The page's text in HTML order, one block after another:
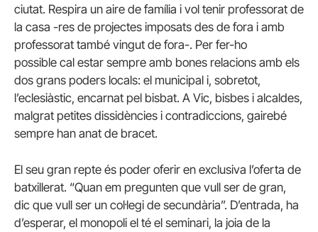
ciutat. Respira un aire de família i vol tenir professorat de
la casa -res de projectes imposats des de fora i amb
professorat també vingut de fora-. Per fer-ho
possible cal estar sempre amb bones relacions amb els
dos grans poders locals: el municipal i, sobretot,
l’eclesiàstic, encarnat pel bisbat. A Vic, bisbes i alcaldes,
malgrat petites dissidències i contradiccions, gairebé
sempre han anat de bracet.
El seu gran repte és poder oferir en exclusiva l’oferta de
batxillerat. “Quan em pregunten que vull ser de gran,
dic que vull ser un col·legi de secundària”. D’entrada, ha
d’esperar, el monopoli el té el seminari, la joia de la